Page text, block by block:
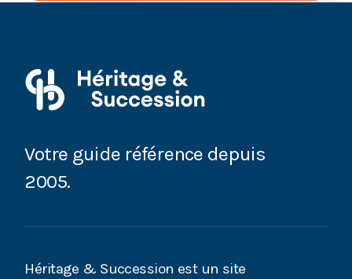
Conflit entre héritier et inventaire successoral :
que faut-il faire ?
rapport à la succession ?
Renoncer à un héritage : quelles conséquences sur
Votre guide référence depuis
2005.
Héritage & Succession est un site